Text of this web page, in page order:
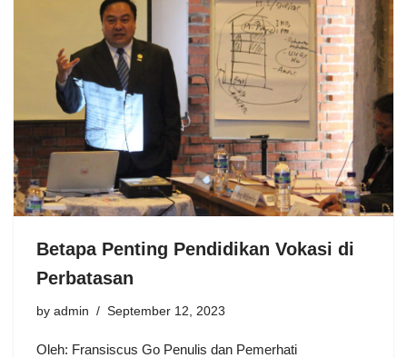
Betapa Penting Pendidikan Vokasi di
Perbatasan
by admin September 12, 2023
Oleh: Fransiscus Go Penulis dan Pemerhati